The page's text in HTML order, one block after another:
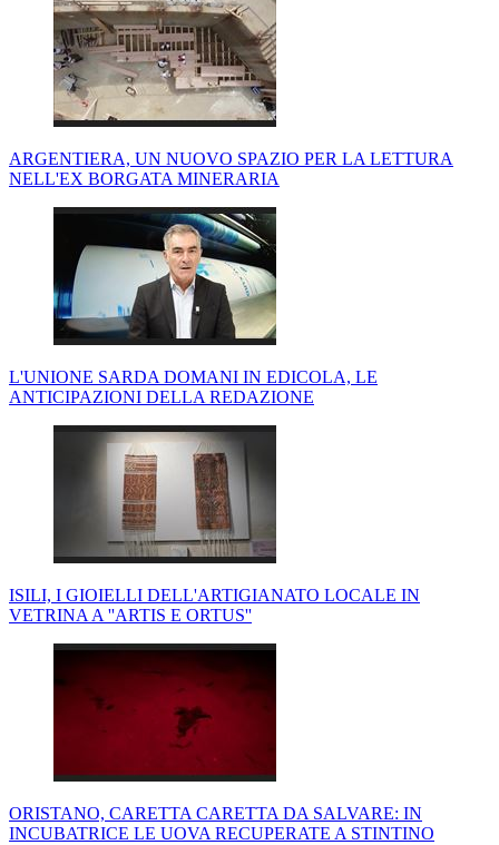
ARGENTIERA, UN NUOVO SPAZIO PER LA LETTURA
NELL'EX BORGATA MINERARIA
L'UNIONE SARDA DOMANI IN EDICOLA, LE
ANTICIPAZIONI DELLA REDAZIONE
ISILI, I GIOIELLI DELL'ARTIGIANATO LOCALE IN
VETRINA A ''ARTIS E ORTUS''
ORISTANO, CARETTA CARETTA DA SALVARE: IN
INCUBATRICE LE UOVA RECUPERATE A STINTINO